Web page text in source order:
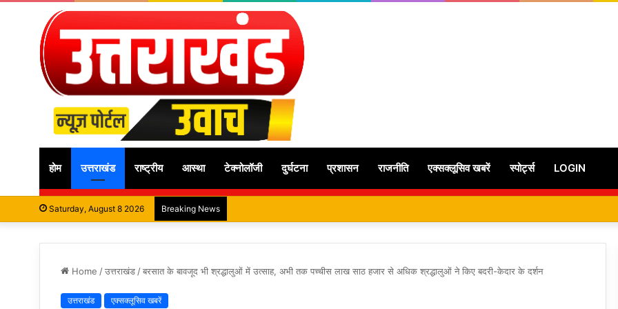
होम उत्तराखंड राष्ट्रीय आस्था टेक्नोलॉजी दुर्घटना प्रशासन राजनीति एक्सक्लूसिव खबरें स्पोर्ट्स LOGIN
Saturday, August 8 2026 Breaking News
Home /उत्तराखंड /बरसात के बावजूद भी श्रद्धालुओं में उत्साह, अभी तक पच्चीस लाख साठ हजार से अधिक श्रद्धालुओं ने किए बदरी-केदार के दर्शन
उत्तराखंड एक्सक्लूसिव खबरें